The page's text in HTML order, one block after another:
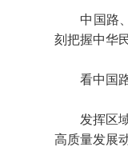
中国路、
刻把握中华
看中国路
发挥区域
高质量发展